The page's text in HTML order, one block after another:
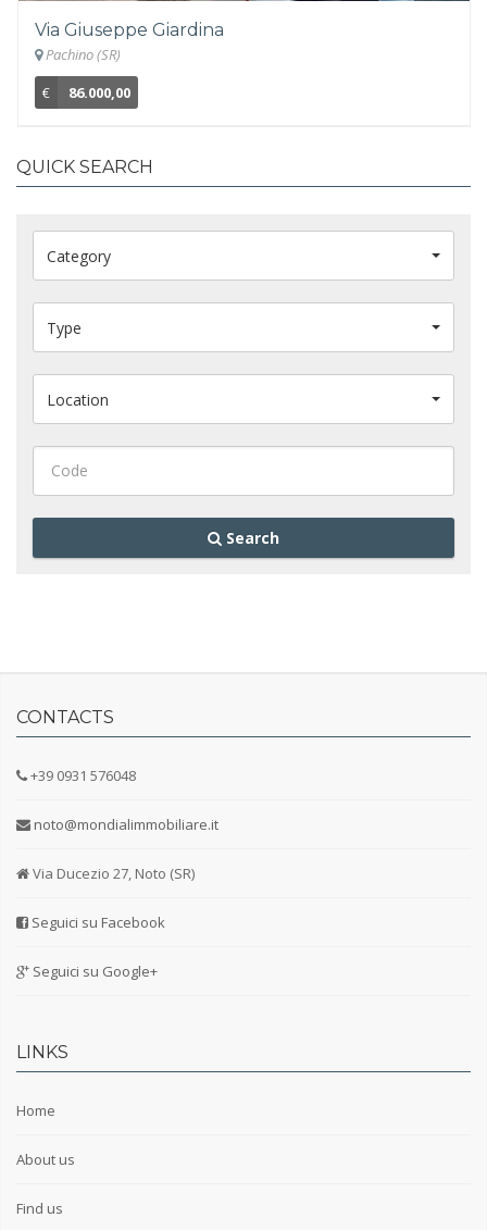
Via Giuseppe Giardina
Pachino (SR)
€
86.000,00
QUICK SEARCH
Category
Type
Location
Search
CONTACTS
+39 0931 576048
noto@mondialimmobiliare.it
Via Ducezio 27, Noto (SR)
Seguici su Facebook
Seguici su Google+
LINKS
Home
About us
Find us